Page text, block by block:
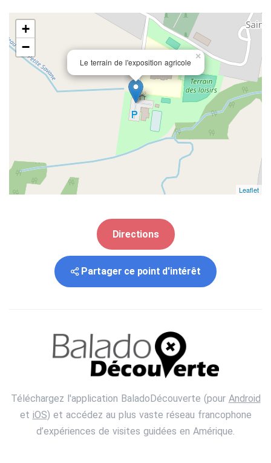
Le terrain de l'exposition agricole
×
+
−
Leaflet
Directions
Partager ce point d'intérêt
Téléchargez l'application BaladoDécouverte (pour Android
et iOS) et accédez au plus vaste réseau francophone
d’expériences de visites guidées en Amérique.